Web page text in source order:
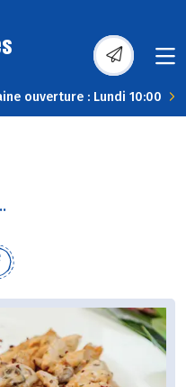
ouverture : Lundi 10:00